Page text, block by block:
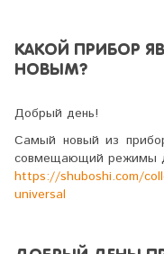
КАКОЙ ПРИБОР
НОВЫМ?
Добрый день!
Самый новый из
совмещающий режимы
https://shuboshi.com/
universal